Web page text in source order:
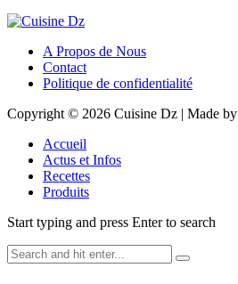
A Propos de Nous
Contact
Politique de confidentialité
Copyright © 2026 Cuisine Dz | Made by
Accueil
Actus et Infos
Recettes
Produits
Start typing and press Enter to search